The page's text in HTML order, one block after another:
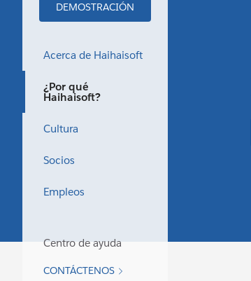
DEMOSTRACIÓN
Acerca de Haihaisoft
¿Por qué
Haihaisoft?
Cultura
Socios
Empleos
Centro de ayuda
CONTÁCTENOS